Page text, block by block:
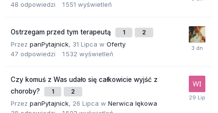
48 odpowiedzi 1 551 wyświetleń
Ostrzegam przed tym terapeutą 1 2
Przez panPytajnick, 31 Lipca w Oferty
47 odpowiedzi 1 532 wyświetleń
Czy komuś z Was udało się całkowicie wyjść z
choroby?
1 2
Przez panPytajnick, 26 Lipca w Nerwica lękowa